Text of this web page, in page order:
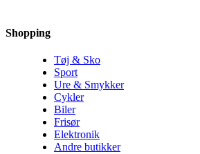
Shopping
Tøj & Sko
Sport
Ure & Smykker
Cykler
Biler
Frisør
Elektronik
Andre butikker